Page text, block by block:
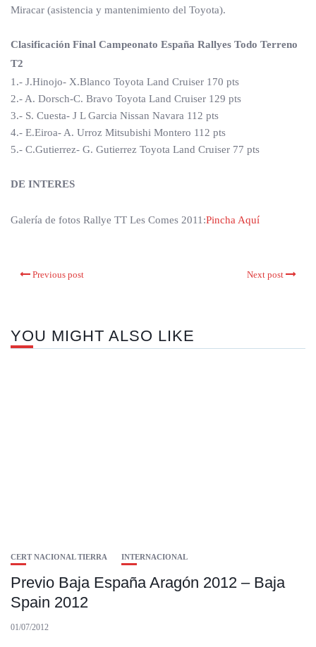
Miracar (asistencia y mantenimiento del Toyota).
Clasificación Final Campeonato España Rallyes Todo Terreno
T2
1.- J.Hinojo- X.Blanco Toyota Land Cruiser 170 pts
2.- A. Dorsch-C. Bravo Toyota Land Cruiser 129 pts
3.- S. Cuesta- J L Garcia Nissan Navara 112 pts
4.- E.Eiroa- A. Urroz Mitsubishi Montero 112 pts
5.- C.Gutierrez- G. Gutierrez Toyota Land Cruiser 77 pts
DE INTERES
Galería de fotos Rallye TT Les Comes 2011:Pincha Aquí
Previous post Next post
YOU MIGHT ALSO LIKE
CERT NACIONAL TIERRA INTERNACIONAL
Previo Baja España Aragón 2012 – Baja
Spain 2012
01/07/2012